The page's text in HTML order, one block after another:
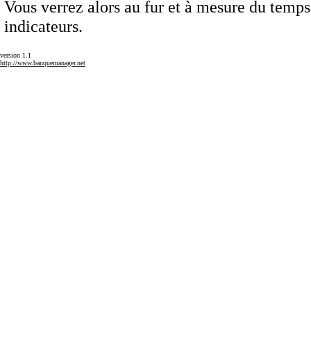
Vous verrez alors au fur et à mesure du
indicateurs.
version 1.1
http://www.banquemanager.net